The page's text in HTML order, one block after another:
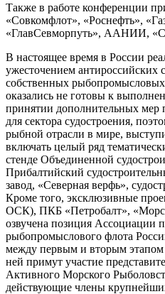
Также в работе конференции
«Совкомфлот», «Роснефть»,
«ГлавСевморпуть», ААНИИ,
В настоящее время в России
ужесточением антироссийских
собственных рыбопромысловых
оказались не готовы к
принятии дополнительных мер
для сектора судостроения,
рыбной отрасли в мире,
включать целый ряд
стенде Объединенной
Прибалтийский
завод, «Северная верфь»,
Кроме того, эксклюзивные
ОСК), ПКБ «Петробалт»,
озвучена позиция Ассоциации
рыбопромыслового флота
между первым и вторым этапом
ней примут участие
Активного Морского
действующие члены